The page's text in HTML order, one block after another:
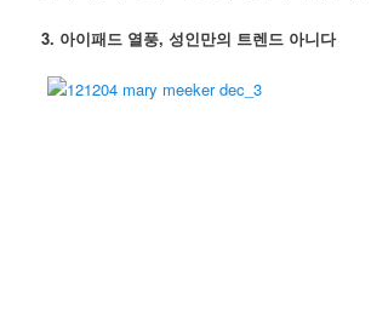
3. 아이패드 열풍, 성인만의 트렌드 아니다